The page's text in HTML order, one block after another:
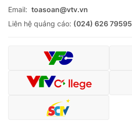
Email: toasoan@vtv.vn
Liên hệ quảng cáo: (024) 626 79595